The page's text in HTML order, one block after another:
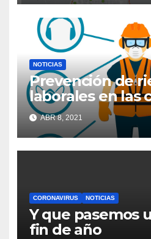
NOTICIAS
Prevención de
laborales en las
de propietarios
ABR 8, 2021
CORONAVIRUS NOTICIAS
Y que pasemos
fin de año